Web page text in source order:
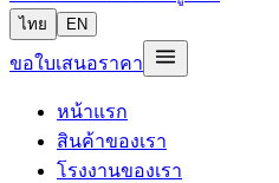
ไทย EN
ขอใบเสนอราคา
หน้าแรก
สินค้าของเรา
โรงงานของเรา